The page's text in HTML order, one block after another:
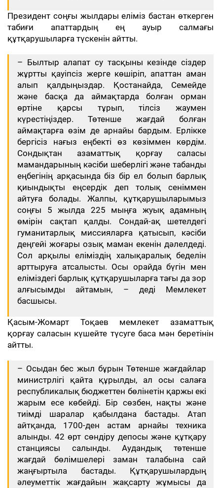
Президент соңғы жылдары еліміз бастан өткерген
табиғи апаттардың ең ауыр салмағы
құтқарушыларға түскенін айтты.
– Былтыр алапат су тасқыны кезінде сіздер
жұртты қауіпсіз жерге көшіріп, апаттан аман
алып қалдыңыздар. Қостанайда, Семейде
және басқа да аймақтарда болған орман
өртіне қарсы тұрып, тілсіз жаумен
күрестіңіздер. Төтенше жағдай болған
аймақтарға өзім де арнайы бардым. Ерлікке
бергісіз нағыз еңбекті өз көзіммен көрдім.
Сондықтан азаматтық қорғау саласы
мамандарының кәсіби шеберлігі және табанды
еңбегінің арқасында біз бір ел болып барлық
қиындықты еңсердік деп толық сеніммен
айтуға болады. Жалпы, құтқарушыларымыз
соңғы 5 жылда 225 мыңға жуық адамның
өмірін сақтап қалды. Сондай-ақ шетелдегі
гуманитарлық миссияларға қатысып, кәсіби
деңгейі жоғары озық маман екенін дәлелдеді.
Сол арқылы еліміздің халықаралық беделін
арттыруға атсалысты. Осы орайда бүгін мен
еліміздегі барлық құтқарушыларға тағы да зор
алғысымды айтамын, – деді Мемлекет
басшысы.
Қасым-Жомарт Тоқаев мемлекет азаматтық
қорғау саласын күшейте түсуге баса мән беретінін
айтты.
– Осыдан бес жыл бұрын Төтенше жағдайлар
министрлігі қайта құрылды, ал осы салаға
республикалық бюджеттен бөлінетін қаржы екі
жарым есе көбейді. Бір сөзбен, нақты және
тиімді шаралар қабылдана бастады. Атап
айтқанда, 1700-ден астам арнайы техника
алынды. 42 өрт сөндіру депосы және құтқару
станциясы салынды. Аудандық төтенше
жағдай бөлімшелері заман талабына сай
жаңғыртыла бастады. Құтқарушылардың
әлеуметтік жағдайын жақсарту жұмысы да